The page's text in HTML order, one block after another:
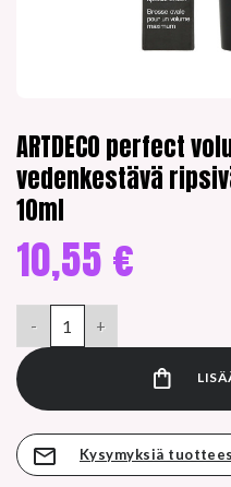
ARTDECO perfect
vedenkestävä
10ml
10,55 €
Kysymyksiä